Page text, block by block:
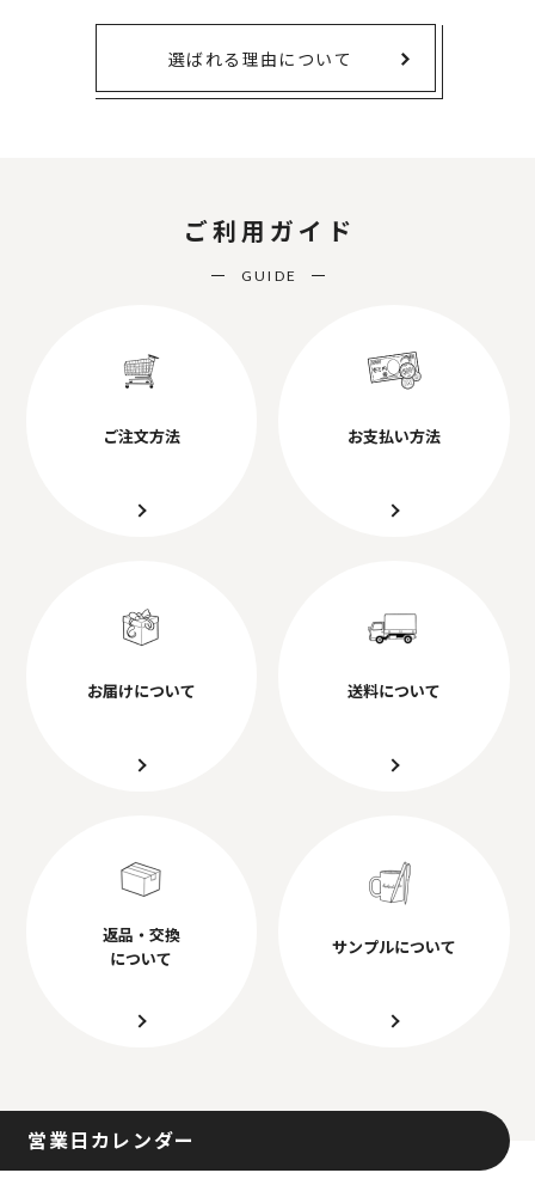
選ばれる理由について
ご利用ガイド
GUIDE
ご注文方法 お支払い方法
お届けについて 送料について
返品・交換
について
サンプルについて
営業日カレンダー